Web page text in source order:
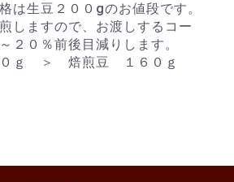
は生豆２００gのお値段です。
しますので、お渡しするコー
２０％前後目減りします。
ｇ ＞ 焙煎豆 １６０ｇ